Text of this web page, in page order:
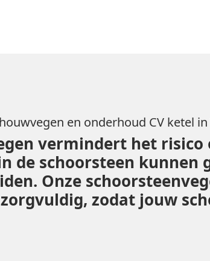
en onderhoud CV ketel
vermindert het
de schoorsteen
Onze
zodat jouw